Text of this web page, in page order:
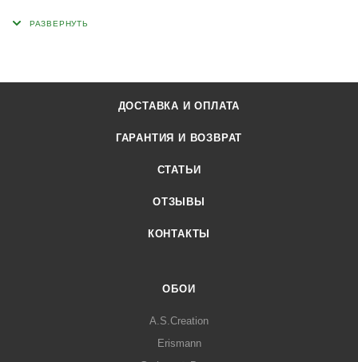
ДОСТАВКА И ОПЛАТА
ГАРАНТИЯ И ВОЗВРАТ
СТАТЬИ
ОТЗЫВЫ
КОНТАКТЫ
ОБОИ
A.S.Creation
Erismann